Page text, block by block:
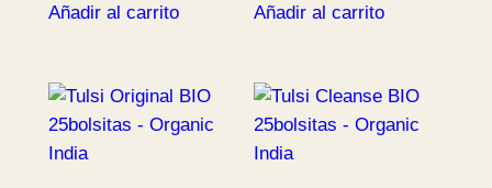
Añadir al carrito Añadir al carrito